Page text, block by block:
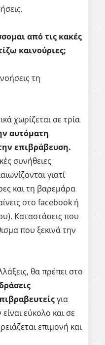
απότις κακές
καινούριες;
τη
χωρίζεται σε τρία
αυτόματη
επιβράβευση.
συνήθειες
γιατί
και τη βαρεμάρα
στο facebook ή
Καταστάσεις που
που ξεκινά την
θα πρέπει στο
για
εύκολο και σε
επιμονή και